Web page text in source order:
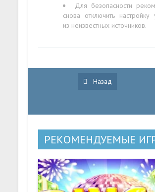
Для безопасности
снова отключить настройку
из неизвестных источников.
Назад
РЕКОМЕНДУЕМЫЕ